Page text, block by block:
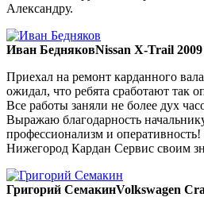
Александру.
Иван БедняковNissan X-Trail 2009
Приехал на ремонт карданного
ожидал, что ребята сработают так
Все работы заняли не более дух
Выражаю благодарность
профессионализм и оперативность!
Нижегород Кардан Сервис своим
Григорий СемакинVolkswagen